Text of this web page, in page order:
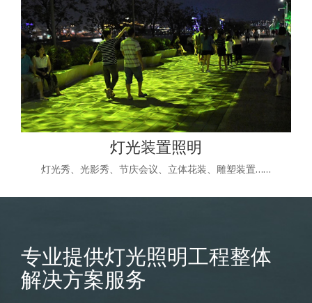
灯光装置照明
灯光秀、光影秀、节庆会议、立体花装、雕塑装置……
专业提供灯光照明工程整体
解决方案服务